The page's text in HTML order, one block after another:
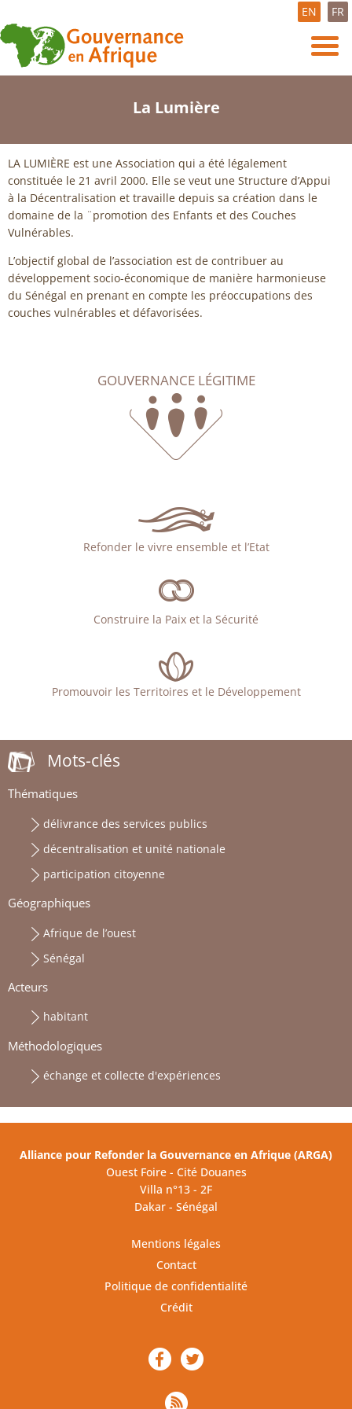
EN FR
La Lumière
LA LUMIÈRE est une Association qui a été légalement
constituée le 21 avril 2000. Elle se veut une Structure d’Appui
à la Décentralisation et travaille depuis sa création dans le
domaine de la ¨promotion des Enfants et des Couches
Vulnérables.
L’objectif global de l’association est de contribuer au
développement socio-économique de manière harmonieuse
du Sénégal en prenant en compte les préoccupations des
couches vulnérables et défavorisées.
GOUVERNANCE LÉGITIME
Refonder le vivre ensemble et l’Etat
Construire la Paix et la Sécurité
Promouvoir les Territoires et le Développement
Mots-clés
Thématiques
délivrance des services publics
décentralisation et unité nationale
participation citoyenne
Géographiques
Afrique de l’ouest
Sénégal
Acteurs
habitant
Méthodologiques
échange et collecte d'expériences
Alliance pour Refonder la Gouvernance en Afrique (ARGA)
Ouest Foire - Cité Douanes
Villa n°13 - 2F
Dakar - Sénégal
Mentions légales
Contact
Politique de confidentialité
Crédit